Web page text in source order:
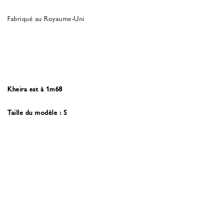
Fabriqué au Royaume-Uni
Kheira est à 1m68
Taille du modèle : S